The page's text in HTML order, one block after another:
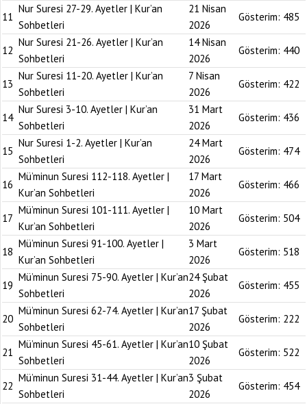
11
Nur Suresi 27-29. Ayetler | Kur’an
Sohbetleri
21 Nisan
2026
Gösterim: 485
12
Nur Suresi 21-26. Ayetler | Kur’an
Sohbetleri
14 Nisan
2026
Gösterim: 440
13
Nur Suresi 11-20. Ayetler | Kur’an
Sohbetleri
7 Nisan
2026
Gösterim: 422
14
Nur Suresi 3-10. Ayetler | Kur’an
Sohbetleri
31 Mart
2026
Gösterim: 436
15
Nur Suresi 1-2. Ayetler | Kur’an
Sohbetleri
24 Mart
2026
Gösterim: 474
16
Mü’minun Suresi 112-118. Ayetler |
Kur’an Sohbetleri
17 Mart
2026
Gösterim: 466
17
Mü’minun Suresi 101-111. Ayetler |
Kur’an Sohbetleri
10 Mart
2026
Gösterim: 504
18
Mü’minun Suresi 91-100. Ayetler |
Kur’an Sohbetleri
3 Mart
2026
Gösterim: 518
19
Mü’minun Suresi 75-90. Ayetler | Kur’an
Sohbetleri
24 Şubat
2026
Gösterim: 455
20
Mü’minun Suresi 62-74. Ayetler | Kur’an
Sohbetleri
17 Şubat
2026
Gösterim: 222
21
Mü’minun Suresi 45-61. Ayetler | Kur’an
Sohbetleri
10 Şubat
2026
Gösterim: 522
22
Mü’minun Suresi 31-44. Ayetler | Kur’an
Sohbetleri
3 Şubat
2026
Gösterim: 454